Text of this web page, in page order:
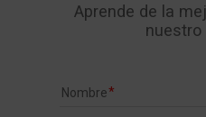
Aprende de la
nuestro
Nombre